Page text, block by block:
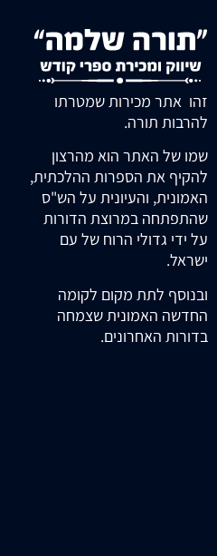
זהו אתר מכירות שמטרתו
להרבות תורה.
שמו של האתר הוא מהרצון
להקיף את הספרות ההלכתית,
האמונית, והעיונית על הש"ס
שהתפתחה במרוצת הדורות
על ידי גדולי הרוח של עם
ישראל.
ובנוסף לתת מקום לקומה
החדשה האמונית שצמחה
בדורות האחרונים.